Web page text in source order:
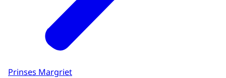
Prinses Margriet